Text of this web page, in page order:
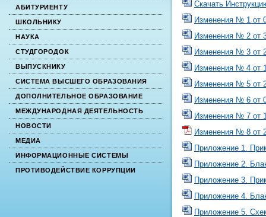
АБИТУРИЕНТУ
ШКОЛЬНИКУ
НАУКА
СТУДГОРОДОК
ВЫПУСКНИКУ
СИСТЕМА ВЫСШЕГО ОБРАЗОВАНИЯ
ДОПОЛНИТЕЛЬНОЕ ОБРАЗОВАНИЕ
МЕЖДУНАРОДНАЯ ДЕЯТЕЛЬНОСТЬ
НОВОСТИ
МЕДИА
ИНФОРМАЦИОННЫЕ СИСТЕМЫ
ПРОТИВОДЕЙСТВИЕ КОРРУПЦИИ
Скачать
Изменения № 1 от
Изменения № 2 от
Изменения № 3 от
Изменения № 4 от
Изменения № 5 от
Изменения № 6 от
Изменения № 7 от
Изменения № 8 от
Приложение 1.
Приложение 2.
Приложение 3.
Приложение 4.
Приложение 5.